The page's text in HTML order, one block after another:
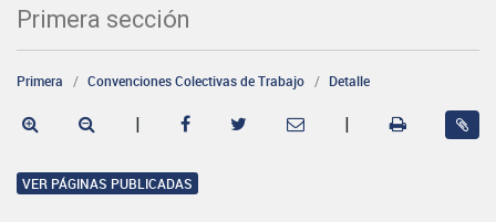
Primera sección
Primera Convenciones Colectivas de Trabajo Detalle
| |
VER PÁGINAS PUBLICADAS